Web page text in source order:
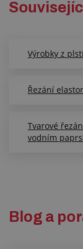
Výrobky z
Řezání
Tvarové
vodním
Blog a